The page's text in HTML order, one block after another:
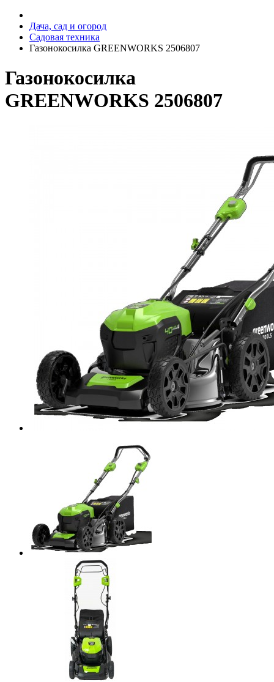
Дача, сад и огород
Садовая техника
Газонокосилка GREENWORKS 2506807
Газонокосилка
GREENWORKS 2506807